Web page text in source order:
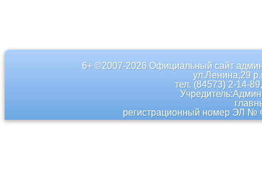
6+ ©2007-2026 Официальный сайт
ул.Ленина,29
тел. (84573) 2-14-
регистрационный номер ЭЛ №